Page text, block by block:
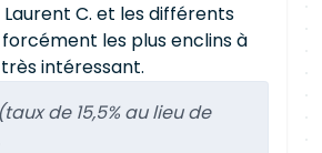
C. et les différents
les plus enclins à
intéressant.
de 15,5% au lieu de